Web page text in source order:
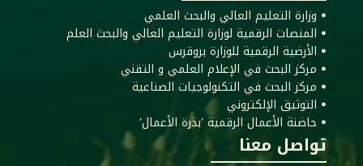
ꔷ وزارة التعليم العالي والبحث العلمي
ꔷ المنصات الرقمية لوزارة التعليم العالي والبحث العلم
ꔷ الأرضية الرقمية للوزارة بروقرس
ꔷ مركز البحث في الإعلام العلمي و التقني
ꔷ مركز البحث في التكنولوجيات الصناعية
ꔷ التوثيق الإلكتروني
ꔷ حاضنة الأعمال الرقمية 'بذرة الأعمال'
تواصل معنا